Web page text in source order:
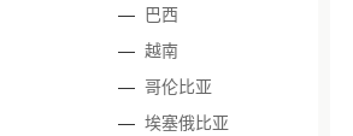
— 巴西
—越南
—哥伦比亚
—埃塞俄比亚